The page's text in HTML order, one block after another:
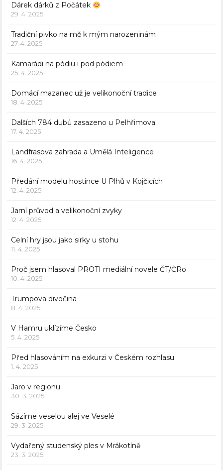
Dárek dárků z Počátek
29. 4. 2025
Tradiční pivko na mě k mým narozeninám
27. 4. 2025
Kamarádi na pódiu i pod pódiem
25. 4. 2025
Domácí mazanec už je velikonoční tradice
18. 4. 2025
Dalších 784 dubů zasazeno u Pelhřimova
17. 4. 2025
Landfrasova zahrada a Umělá Inteligence
16. 4. 2025
Předání modelu hostince U Plhů v Kojčicích
12. 4. 2025
Jarní průvod a velikonoční zvyky
12. 4. 2025
Celní hry jsou jako sirky u stohu
11. 4. 2025
Proč jsem hlasoval PROTI mediální novele ČT/ČRo
10. 4. 2025
Trumpova divočina
8. 4. 2025
V Hamru uklízíme Česko
5. 4. 2025
Před hlasováním na exkurzi v Českém rozhlasu
1. 4. 2025
Jaro v regionu
30. 3. 2025
Sázíme veselou alej ve Veselé
29. 3. 2025
Vydařený studenský ples v Mrákotíně
23. 3. 2025